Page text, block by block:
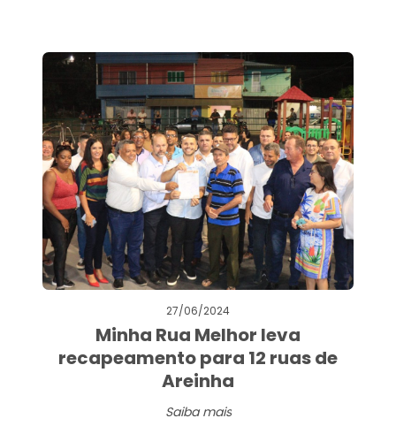
27/06/2024
Minha Rua Melhor leva
recapeamento para 12 ruas de
Areinha
Saiba mais